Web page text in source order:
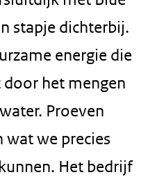
stapje dichterbij.
energie die
het mengen
Proeven
we precies
Het bedrijf